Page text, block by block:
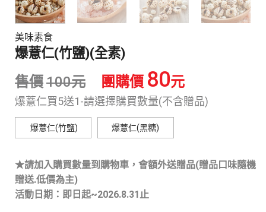
美味素食
爆薏仁(竹鹽)(全素)
售價100元 團購價 80元
爆薏仁買5送1-請選擇購買數量(不含贈品)
爆薏仁(竹鹽) 爆薏仁(黑糖)
★請加入購買數量到購物車，會額外送贈品(贈品口味隨機
贈送.低價為主)
活動日期：即日起~2026.8.31止